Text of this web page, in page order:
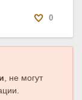
0
, не могут